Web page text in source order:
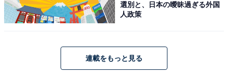
選別と、日本の曖昧過ぎる外国
人政策
連載をもっと見る